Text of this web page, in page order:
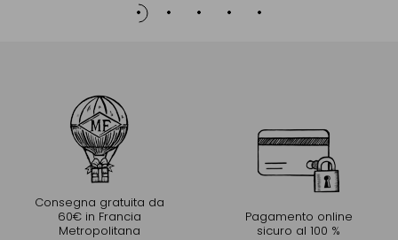
Consegna gratuita da
60€ in Francia
Metropolitana
Pagamento online
sicuro al 100 %